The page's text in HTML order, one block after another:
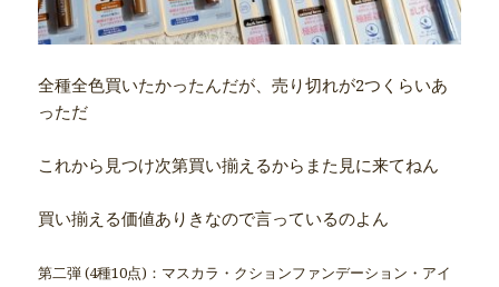
全種全色買いたかったんだが、売り切れが2つくらいあ
っただ
これから見つけ次第買い揃えるからまた見に来てねん
買い揃える価値ありきなので言っているのよん
第二弾 (4種10点)：マスカラ・クションファンデーション・アイ